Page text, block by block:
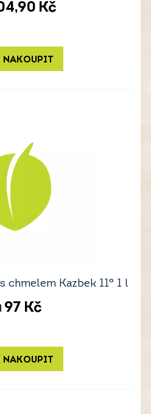
Kč
NAKOUPIT
Kazbek 11° 1 l
97 Kč
NAKOUPIT